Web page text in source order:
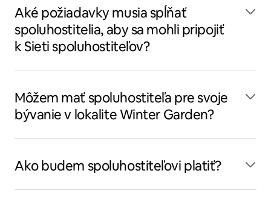
Aké požiadavky musia spĺňať
spoluhostitelia, aby sa mohli pripojiť
k Sieti spoluhostiteľov?
Môžem mať spoluhostiteľa pre svoje
bývanie v lokalite Winter Garden?
Ako budem spoluhostiteľovi platiť?